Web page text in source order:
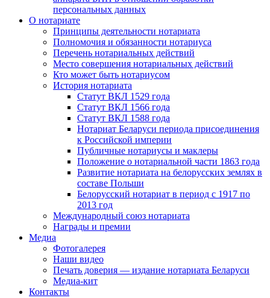
персональных данных
О нотариате
Принципы деятельности нотариата
Полномочия и обязанности нотариуса
Перечень нотариальных действий
Место совершения нотариальных действий
Кто может быть нотариусом
История нотариата
Статут ВКЛ 1529 года
Статут ВКЛ 1566 года
Статут ВКЛ 1588 года
Нотариат Беларуси периода присоединения
к Российской империи
Публичные нотариусы и маклеры
Положение о нотариальной части 1863 года
Развитие нотариата на белорусских землях в
составе Польши
Белорусский нотариат в период с 1917 по
2013 год
Международный союз нотариата
Награды и премии
Медиа
Фотогалерея
Наши видео
Печать доверия — издание нотариата Беларуси
Медиа-кит
Контакты